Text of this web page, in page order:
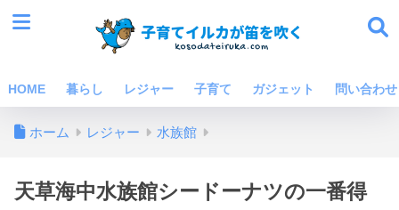
HOME 暮らし レジャー 子育て ガジェット 問い合わせ
ホーム レジャー 水族館
天草海中水族館シードーナツの一番得